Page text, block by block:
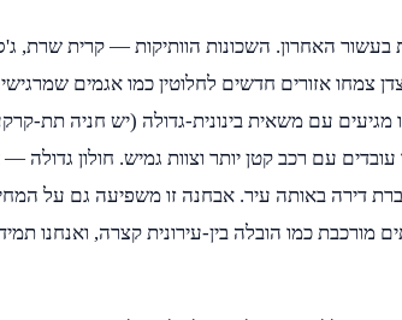
בעשור האחרון. השכונות הוותיקות — קרית שרת,
צמחו אזורים חדשים לחלוטין כמו אגמים
מגיעים עם משאית בינונית-גדולה (יש חניה תת-
עובדים עם רכב קטן יותר וצוות גמיש. חולון
דירה באותה עיר. אבחנה זו משפיעה גם על
מורכבת כמו הובלה בין-עירונית קצרה, ואנחנו